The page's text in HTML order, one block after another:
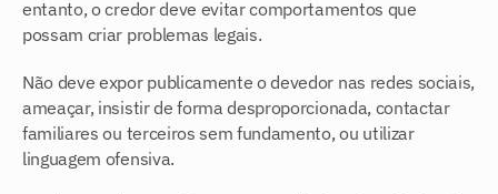
entanto, o credor deve evitar comportamentos que
possam criar problemas legais.
Não deve expor publicamente o devedor nas redes sociais,
ameaçar, insistir de forma desproporcionada, contactar
familiares ou terceiros sem fundamento, ou utilizar
linguagem ofensiva.